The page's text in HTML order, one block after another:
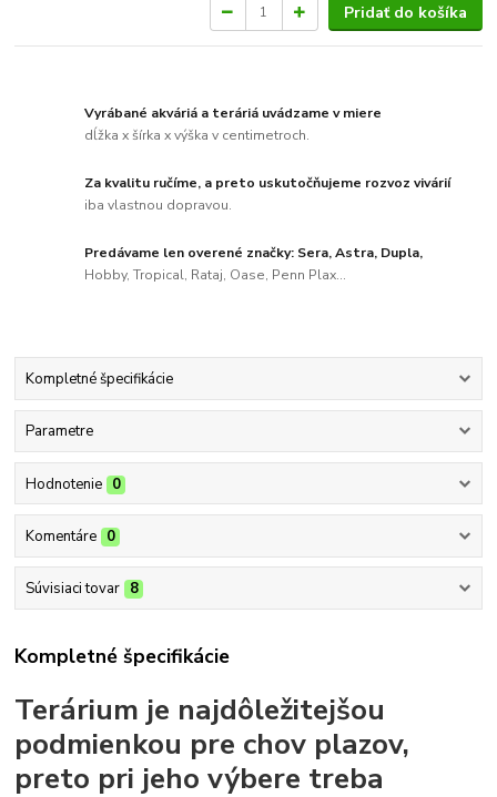
Pridať do košíka
Vyrábané akváriá a teráriá uvádzame v miere
dĺžka x šírka x výška v centimetroch.
Za kvalitu ručíme, a preto uskutočňujeme rozvoz vivárií
iba vlastnou dopravou.
Predávame len overené značky: Sera, Astra, Dupla,
Hobby, Tropical, Rataj, Oase, Penn Plax...
Kompletné špecifikácie
Parametre
Hodnotenie 0
Komentáre 0
Súvisiaci tovar 8
Kompletné špecifikácie
Terárium je najdôležitejšou
podmienkou pre chov plazov,
preto pri jeho výbere treba